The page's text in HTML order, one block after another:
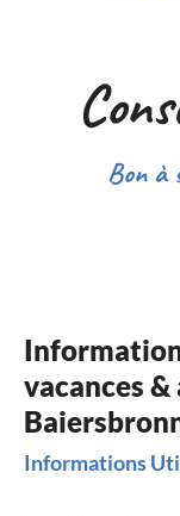
Bon à
vacances
Informations